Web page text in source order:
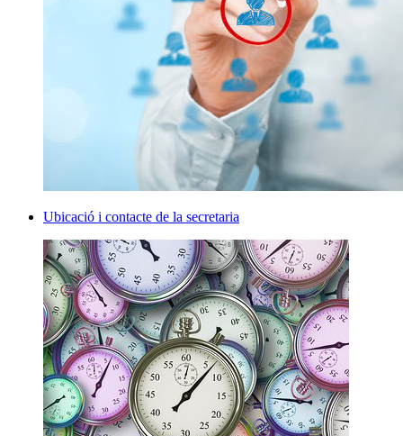
Ubicació i contacte de la secretaria